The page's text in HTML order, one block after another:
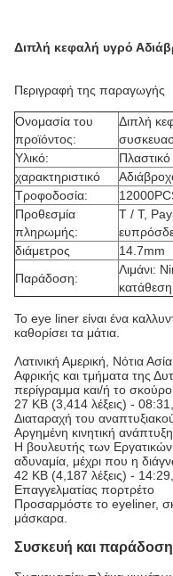
Διπλή κεφαλή υγρό
Περιγραφή της παραγωγής
Ονομασία του
προϊόντος:
Διπλή
Υλικό:
χαρακτηριστικό
Τροφοδοσία:
Προθεσμία
πληρωμής:
T / T,
διάμετρος
14.7mm
Παράδοση:
Λιμάνι:
κατάθεση
Το eye liner είναι ένα
καθορίσει τα μάτια.
Λατινική Αμερική, Νότια
Αφρικής και τμήματα της
περίγραμμα και/ή το
27 KB (3,414 λέξεις) -
Διαταραχή του
Αργημένη κινητική
Η βουλευτής των
αδυναμία, μέχρι που η
42 KB (4,187 λέξεις) -
Επαγγελματίας πορτρέτο
Προσαρμόστε το eyeliner,
μάσκαρα.
Συσκευή και παράδοση